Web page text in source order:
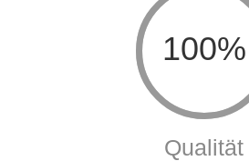
Qualität